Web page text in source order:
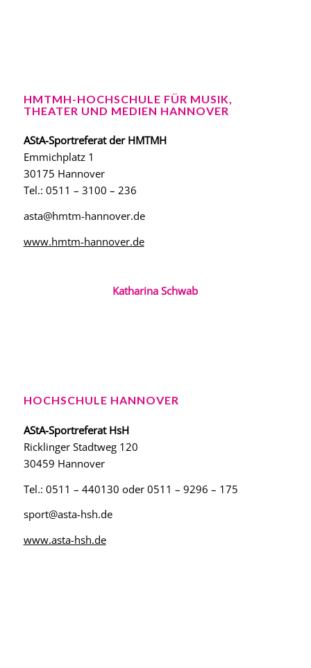
HMTMH-HOCHSCHULE FÜR MUSIK,
THEATER UND MEDIEN HANNOVER
AStA-Sportreferat der HMTMH
Emmichplatz 1
30175 Hannover
Tel.: 0511 – 3100 – 236
asta@hmtm-hannover.de
www.hmtm-hannover.de
Katharina Schwab
HOCHSCHULE HANNOVER
AStA-Sportreferat HsH
Ricklinger Stadtweg 120
30459 Hannover
Tel.: 0511 – 440130 oder 0511 – 9296 – 175
sport@asta-hsh.de
www.asta-hsh.de